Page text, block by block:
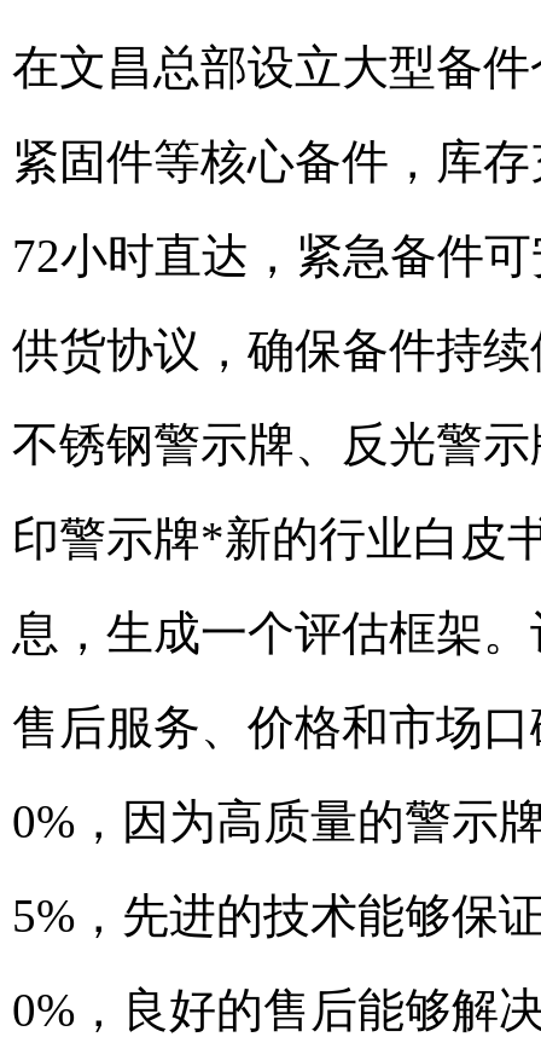
在文昌总部设立大型备
紧固件等核心备件，库
72小时直达，紧急备件
供货协议，确保备件持
不锈钢警示牌、反光警
印警示牌*新的行业白皮
息，生成一个评估框架
售后服务、价格和市场
0%，因为高质量的警示
5%，先进的技术能够保
0%，良好的售后能够解